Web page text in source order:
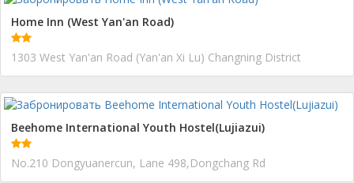
Home Inn (West Yan'an Road)
1303 West Yan'an Road (Yan'an Xi Lu) Changning District
Beehome International Youth Hostel(Lujiazui)
No.210 Dongyuanercun, Lane 498,Dongchang Rd